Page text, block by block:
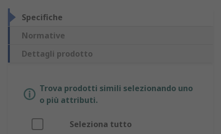
Specifiche
Normative
Dettagli prodotto
Trova prodotti simili selezionando uno
o più attributi.
Seleziona tutto